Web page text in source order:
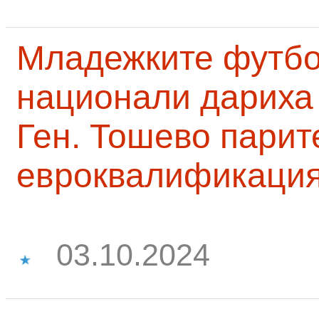
Младежките
национали
Ген. Тошево
03.10.2024